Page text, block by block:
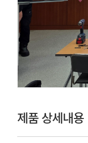
제품 상세내용